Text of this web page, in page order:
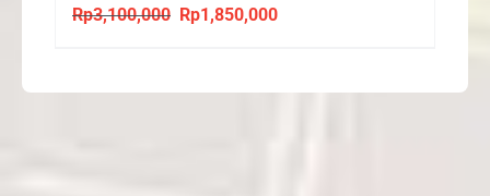
Rp3,100,000
Original
Rp1,850,000Current